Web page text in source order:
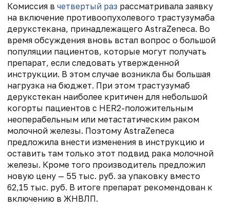
Комиссия в четвертый раз рассматривала заявку
на включение противоопухолевого трастузумаба
дерукстекана, принадлежащего AstraZeneca. Во
время обсуждения вновь встал вопрос о большой
популяции пациентов, которые могут получать
препарат, если следовать утвержденной
инструкции. В этом случае возникла бы большая
нагрузка на бюджет. При этом трастузумаб
дерукстекан наиболее критичен для небольшой
когорты пациентов с HER2-положительным
неоперабельным или метастатическим раком
молочной железы. Поэтому AstraZeneca
предложила внести изменения в инструкцию и
оставить там только этот подвид рака молочной
железы. Кроме того производитель предложил
новую цену — 55 тыс. руб. за упаковку вместо
62,15 тыс. руб. В итоге препарат рекомендован к
включению в ЖНВЛП.